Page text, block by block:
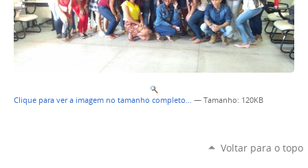
Clique para ver a imagem no tamanho completo… — Tamanho: 120KB
Voltar para o topo